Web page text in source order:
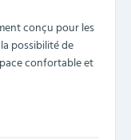
conçu pour les
possibilité de
confortable et